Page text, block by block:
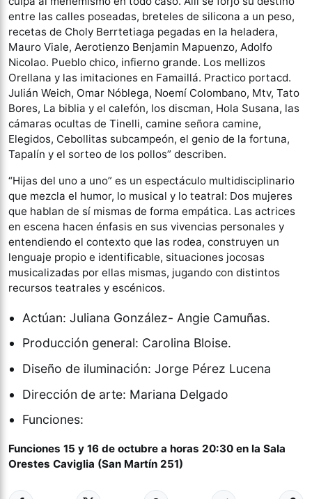
entre las calles poseadas, breteles de silicona a un peso,
recetas de Choly Berrtetiaga pegadas en la heladera,
Mauro Viale, Aerotienzo Benjamin Mapuenzo, Adolfo
Nicolao. Pueblo chico, infierno grande. Los mellizos
Orellana y las imitaciones en Famaillá. Practico portacd.
Julián Weich, Omar Nóblega, Noemí Colombano, Mtv, Tato
Bores, La biblia y el calefón, los discman, Hola Susana, las
cámaras ocultas de Tinelli, camine señora camine,
Elegidos, Cebollitas subcampeón, el genio de la fortuna,
Tapalín y el sorteo de los pollos” describen.
“Hijas del uno a uno” es un espectáculo multidisciplinario
que mezcla el humor, lo musical y lo teatral: Dos mujeres
que hablan de sí mismas de forma empática. Las actrices
en escena hacen énfasis en sus vivencias personales y
entendiendo el contexto que las rodea, construyen un
lenguaje propio e identificable, situaciones jocosas
musicalizadas por ellas mismas, jugando con distintos
recursos teatrales y escénicos.
Actúan: Juliana González- Angie Camuñas.
Producción general: Carolina Bloise.
Diseño de iluminación: Jorge Pérez Lucena
Dirección de arte: Mariana Delgado
Funciones:
Funciones 15 y 16 de octubre a horas 20:30 en la Sala
Orestes Caviglia (San Martín 251)